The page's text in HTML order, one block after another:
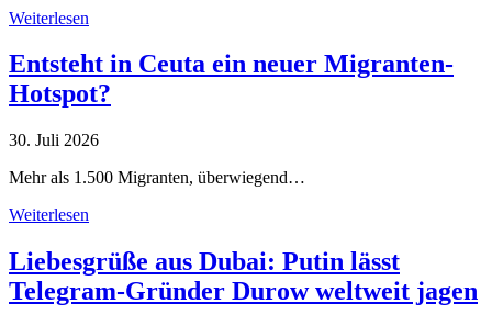
Weiterlesen
Entsteht in Ceuta ein neuer Migranten-
Hotspot?
30. Juli 2026
Mehr als 1.500 Migranten, überwiegend…
Weiterlesen
Liebesgrüße aus Dubai: Putin lässt
Telegram-Gründer Durow weltweit jagen